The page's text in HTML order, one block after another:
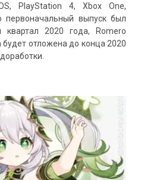
PlayStation 4, Xbox One,
первоначальный выпуск был
квартал 2020 года, Romero
будет отложена до конца 2020